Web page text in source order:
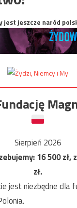
jest jeszcze naród
Sierpień 2026
16 500zł,
zł.
jest niezbędne dla